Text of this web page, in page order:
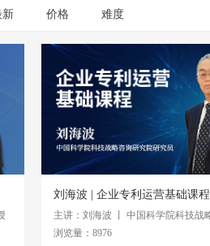
新 价格 难度
刘海波 | 企业专利运营基础课程
浏览量：8976